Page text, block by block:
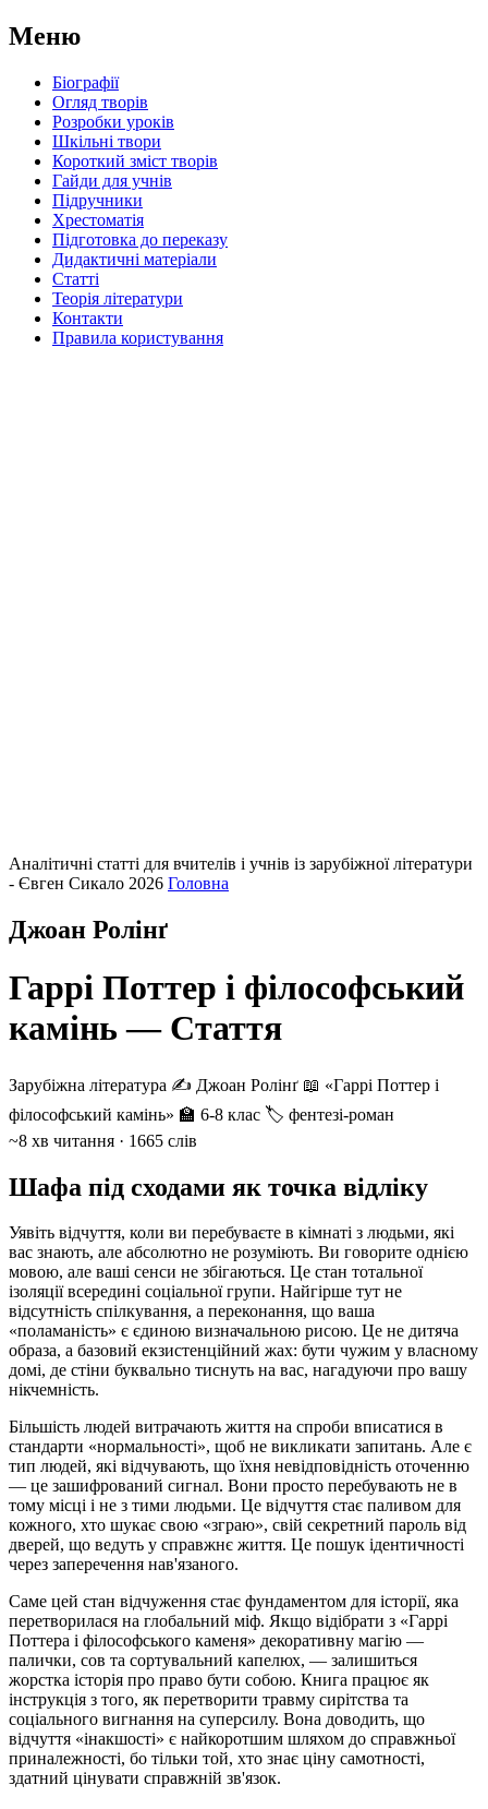
Меню
Біографії
Огляд творів
Розробки уроків
Шкільні твори
Короткий зміст творів
Гайди для учнів
Підручники
Хрестоматія
Підготовка до переказу
Дидактичні матеріали
Статті
Теорія літератури
Контакти
Правила користування
Аналітичні статті для вчителів і учнів із зарубіжної літератури
- Євген Сикало 2026 Головна
Джоан Ролінґ
Гаррі Поттер і філософський
камінь — Стаття
Зарубіжна література ✍️ Джоан Ролінґ 📖 «Гаррі Поттер і
філософський камінь» 🏫 6-8 клас 🏷 фентезі-роман
~8 хв читання · 1665 слів
Шафа під сходами як точка відліку
Уявіть відчуття, коли ви перебуваєте в кімнаті з людьми, які
вас знають, але абсолютно не розуміють. Ви говорите однією
мовою, але ваші сенси не збігаються. Це стан тотальної
ізоляції всередині соціальної групи. Найгірше тут не
відсутність спілкування, а переконання, що ваша
«поламаність» є єдиною визначальною рисою. Це не дитяча
образа, а базовий екзистенційний жах: бути чужим у власному
домі, де стіни буквально тиснуть на вас, нагадуючи про вашу
нікчемність.
Більшість людей витрачають життя на спроби вписатися в
стандарти «нормальності», щоб не викликати запитань. Але є
тип людей, які відчувають, що їхня невідповідність оточенню
— це зашифрований сигнал. Вони просто перебувають не в
тому місці і не з тими людьми. Це відчуття стає паливом для
кожного, хто шукає свою «зграю», свій секретний пароль від
дверей, що ведуть у справжнє життя. Це пошук ідентичності
через заперечення нав'язаного.
Саме цей стан відчуження стає фундаментом для історії, яка
перетворилася на глобальний міф. Якщо відібрати з «Гаррі
Поттера і філософського каменя» декоративну магію —
палички, сов та сортувальний капелюх, — залишиться
жорстка історія про право бути собою. Книга працює як
інструкція з того, як перетворити травму сирітства та
соціального вигнання на суперсилу. Вона доводить, що
відчуття «інакшості» є найкоротшим шляхом до справжньої
приналежності, бо тільки той, хто знає ціну самотності,
здатний цінувати справжній зв'язок.